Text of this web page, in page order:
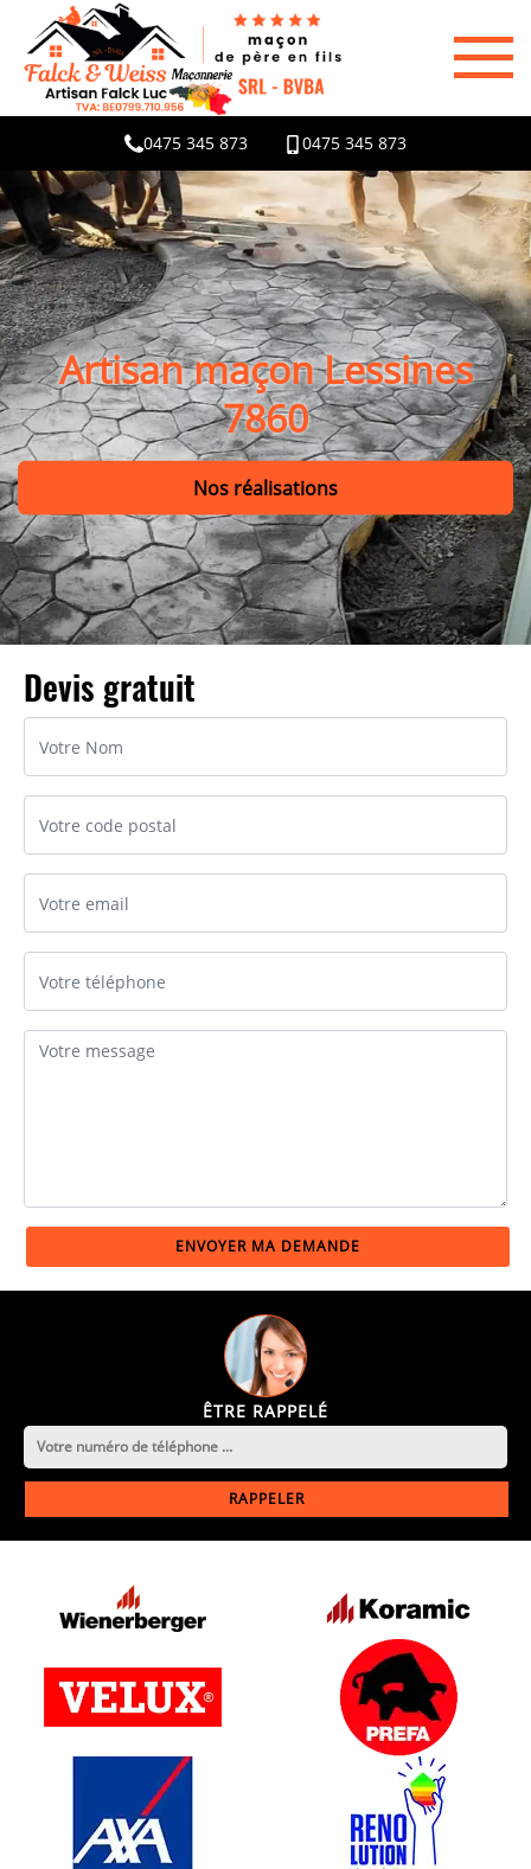
0475 345 873 0475 345 873
Artisan maçon Lessines
7860
Nos réalisations
Devis gratuit
ÊTRE RAPPELÉ